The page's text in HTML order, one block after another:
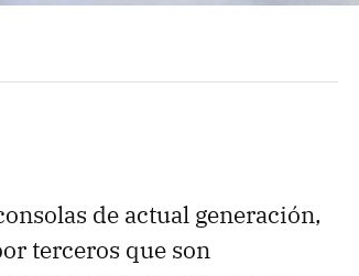
de actual generación,
terceros que son